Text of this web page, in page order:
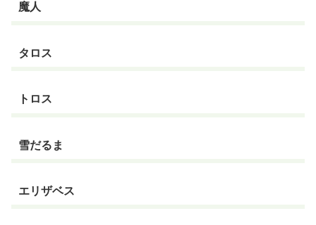
魔人
タロス
トロス
雪だるま
エリザベス